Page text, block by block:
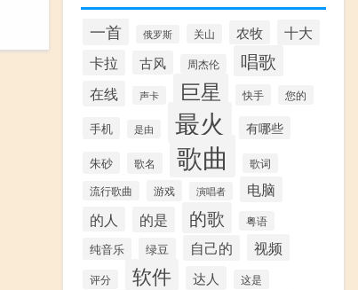
一首 俄罗斯 关山 农牧
十大
卡拉
古风 周杰伦 唱歌
在线 声卡 巨星 快手 您的
手机 是由 最火 有哪些
朱砂 歌名 歌曲
歌词
流行歌曲
游戏 演唱者 电脑
的人 的是 的歌 粤语
纯音乐 绿豆 自己的 视频
评分 软件 达人 这是